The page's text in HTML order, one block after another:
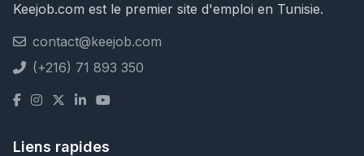
Keejob.com est le premier site d'emploi en Tunisie.
contact@keejob.com
(+216) 71 893 350
Liens rapides